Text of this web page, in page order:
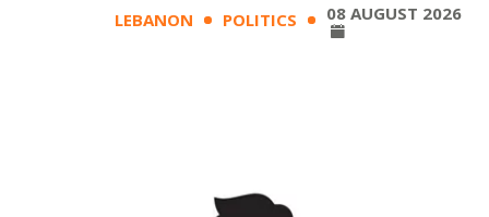
LEBANON POLITICS 08 AUGUST 2026